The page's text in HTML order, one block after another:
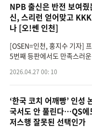
NPB 출신은 반전 보여
신, 스리런 얻어맞고
나 [오!쎈 인천]
[OSEN=인천, 홍지수 기자]
5번째 등판에서도 만족스러
기에서 2-12로 완패했다. 선발
2026.04.27 00: 10
‘한국 코치 어깨빵’ 인성
국서도 안 풀린다…QS에
저스행 잘못된 선택인가